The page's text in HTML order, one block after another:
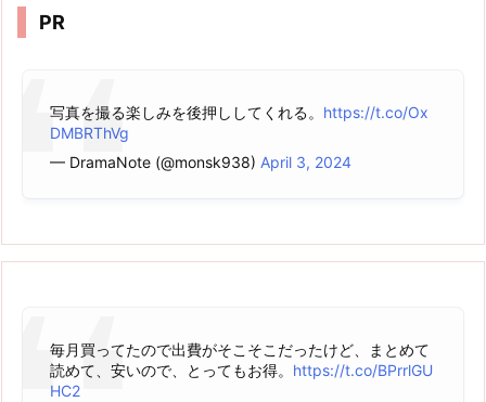
PR
写真を撮る楽しみを後押ししてくれる。 https://t.co/Ox
DMBRThVg
— DramaNote (@monsk938) April 3, 2024
毎月買ってたので出費がそこそこだったけど、まとめて
読めて、安いので、とってもお得。 https://t.co/BPrrlGU
HC2